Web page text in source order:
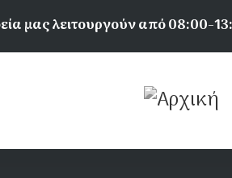
μας λειτουργούν από 08:00-